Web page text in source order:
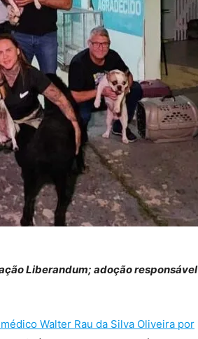
Liberandum; adoção responsável
Walter Rau da Silva Oliveira por